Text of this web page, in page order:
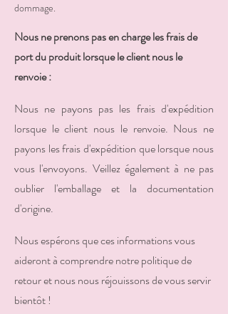
dommage.
Nous ne prenons pas en charge les frais de
port du produit lorsque le client nous le
renvoie :
Nous ne payons pas les frais d'expédition
lorsque le client nous le renvoie. Nous ne
payons les frais d'expédition que lorsque nous
vous l'envoyons. Veillez également à ne pas
oublier l'emballage et la documentation
d'origine.
Nous espérons que ces informations vous
aideront à comprendre notre politique de
retour et nous nous réjouissons de vous servir
bientôt !